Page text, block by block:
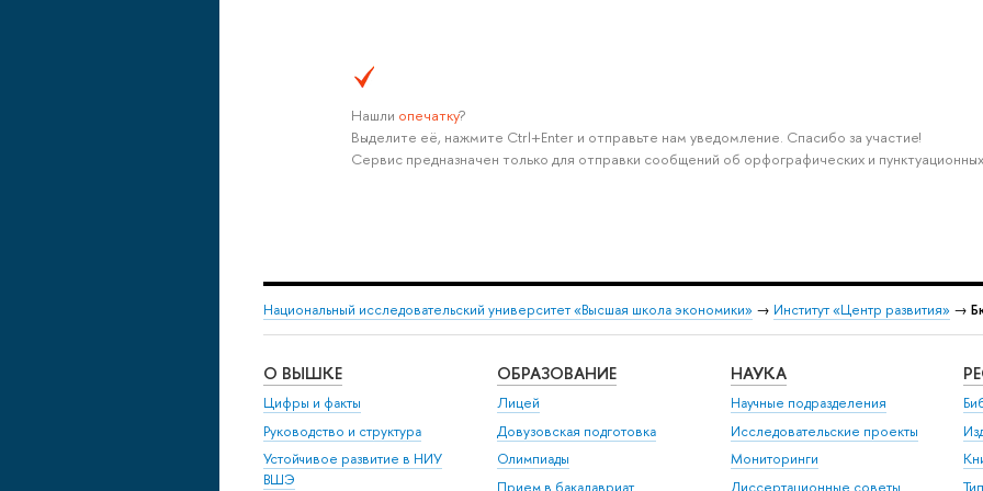
Нашли опечатку?
Выделите её, нажмите Ctrl+Enter и отправьте нам уведомление. Спасибо за участие!
Сервис предназначен только для отправки сообщений об орфографических и
Национальный исследовательский университет «Высшая школа экономики» → Институт «Центр развития» →
О ВЫШКЕ
Цифры и факты
Руководство и структура
Устойчивое развитие в НИУ
ВШЭ
ОБРАЗОВАНИЕ
Лицей
Довузовская подготовка
Олимпиады
Прием в бакалавриат
НАУКА
Научные подразделения
Исследовательские проекты
Мониторинги
Диссертационные советы